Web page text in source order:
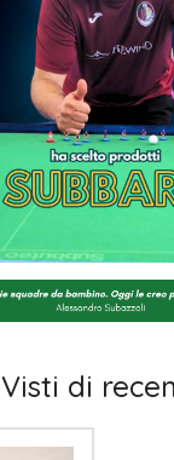
Visti di